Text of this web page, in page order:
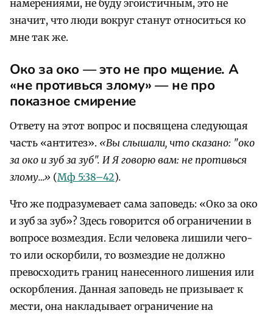
намерениями, не буду эгоистичным, это не
значит, что люди вокруг станут относиться ко
мне так же.
Око за око — это не про мщение. А
«не противься злому» — не про
показное смирение
Ответу на этот вопрос и посвящена следующая
часть «антитез». «Вы слышали, что сказано: "око
за око и зуб за зуб". И Я говорю вам: не противься
злому…» (Мф 5:38–42).
Что же подразумевает сама заповедь: «Око за око
и зуб за зуб»? Здесь говорится об ограничении в
вопросе возмездия. Если человека лишили чего-
то или оскорбили, то возмездие не должно
превосходить границ нанесенного лишения или
оскорбления. Данная заповедь не призывает к
мести, она накладывает ограничение на